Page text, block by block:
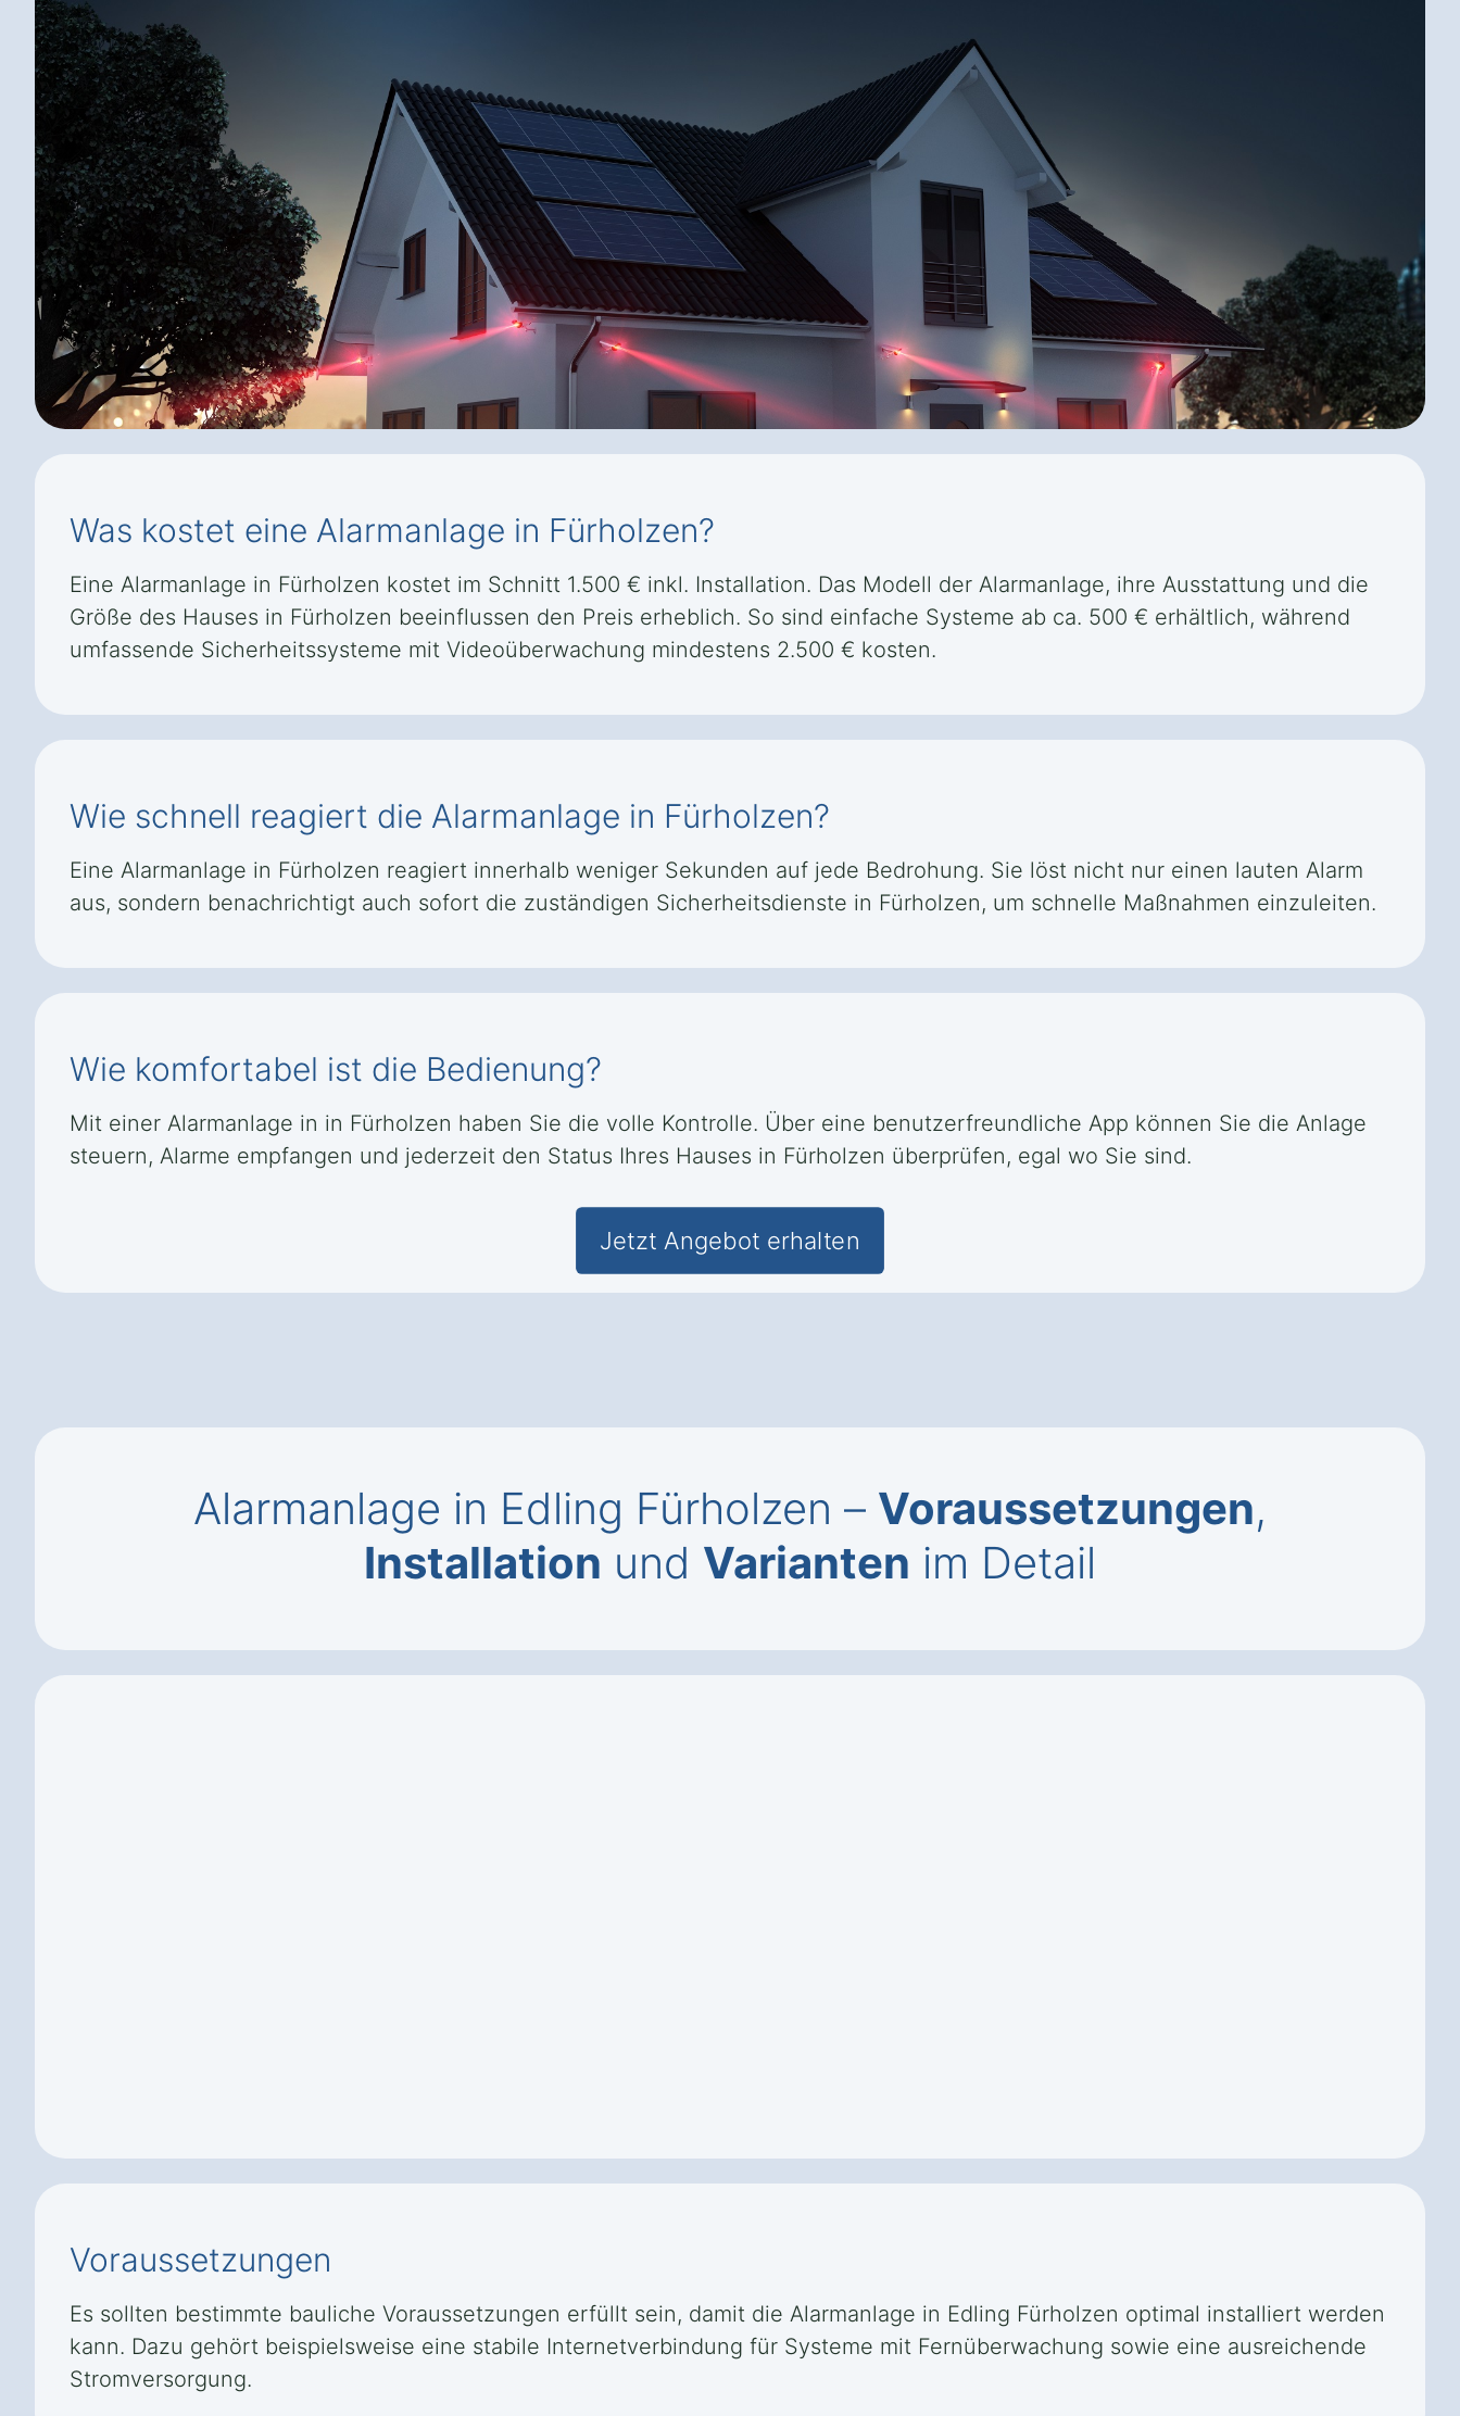
Was kostet eine Alarmanlage in Fürholzen?
Eine Alarmanlage in Fürholzen kostet im Schnitt 1.500 € inkl. Installation. Das Modell der Alarmanlage, ihre Ausstattung und die
Größe des Hauses in Fürholzen beeinflussen den Preis erheblich. So sind einfache Systeme ab ca. 500 € erhältlich, während
umfassende Sicherheitssysteme mit Videoüberwachung mindestens 2.500 € kosten.
Wie schnell reagiert die Alarmanlage in Fürholzen?
Eine Alarmanlage in Fürholzen reagiert innerhalb weniger Sekunden auf jede Bedrohung. Sie löst nicht nur einen lauten Alarm
aus, sondern benachrichtigt auch sofort die zuständigen Sicherheitsdienste in Fürholzen, um schnelle Maßnahmen einzuleiten.
Wie komfortabel ist die Bedienung?
Mit einer Alarmanlage in in Fürholzen haben Sie die volle Kontrolle. Über eine benutzerfreundliche App können Sie die Anlage
steuern, Alarme empfangen und jederzeit den Status Ihres Hauses in Fürholzen überprüfen, egal wo Sie sind.
Jetzt Angebot erhalten
Alarmanlage in Edling Fürholzen – Voraussetzungen,
Installation und Varianten im Detail
Voraussetzungen
Es sollten bestimmte bauliche Voraussetzungen erfüllt sein, damit die Alarmanlage in Edling Fürholzen optimal installiert werden
kann. Dazu gehört beispielsweise eine stabile Internetverbindung für Systeme mit Fernüberwachung sowie eine ausreichende
Stromversorgung.